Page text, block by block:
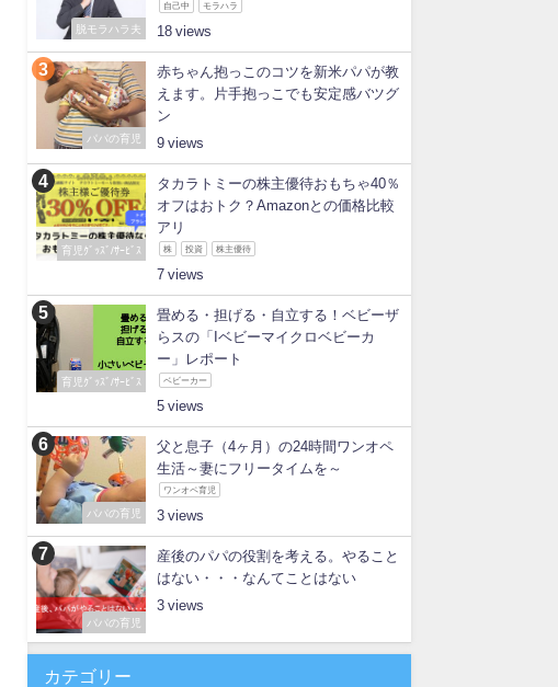
脱モラハラ夫
自己中 モラハラ
18
パパの育児
赤ちゃん抱っこのコツを新米パパが教
えます。片手抱っこでも安定感バツグ
ン
9
育児ｸﾞｯｽﾞ/ｻｰﾋﾞｽ
タカラトミーの株主優待おもちゃ40％
オフはおトク？Amazonとの価格比較
アリ
株 投資 株主優待
7
育児ｸﾞｯｽﾞ/ｻｰﾋﾞｽ
畳める・担げる・自立する！ベビーザ
らスの「Iベビーマイクロベビーカ
ー」レポート
ベビーカー
5
パパの育児
父と息子（4ヶ月）の24時間ワンオペ
生活～妻にフリータイムを～
ワンオペ育児
3
パパの育児
産後のパパの役割を考える。やること
はない・・・なんてことはない
3
カテゴリー